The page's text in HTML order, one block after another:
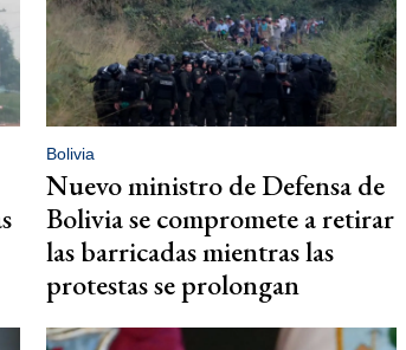
Bolivia
Nuevo ministro de Defensa de
Bolivia se compromete a retirar
las barricadas mientras las
protestas se prolongan